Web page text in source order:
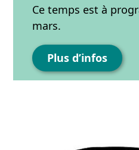
Ce temps est à
mars.
Plus d’infos